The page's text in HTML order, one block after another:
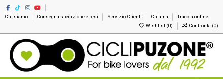
Chi siamo Consegna spedizione e resi Servizio Clienti Chiama
Traccia ordine
Wishlist (0) Confronta (0)